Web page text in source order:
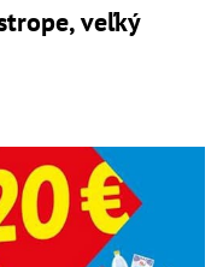
veľký